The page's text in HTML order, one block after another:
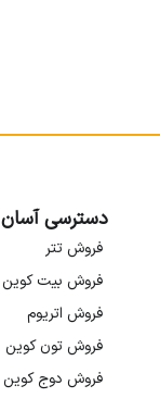
دسترسی آسان
فروش تتر
فروش بیت کوین
فروش اتریوم
فروش تون کوین
فروش دوج کوین